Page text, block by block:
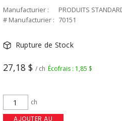
Manufacturier :
PRODUITS
# Manufacturier : 70151
Rupture de Stock
27,18 $ / ch Écofrais : 1,85 $
ch
AJOUTER AU